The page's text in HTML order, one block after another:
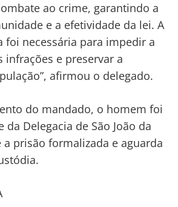
ao crime, garantindo a
e a efetividade da lei. A
foi necessária para impedir a
infrações e preservar a
afirmou o delegado.
do mandado, o homem foi
da Delegacia de São João da
a prisão formalizada e aguarda